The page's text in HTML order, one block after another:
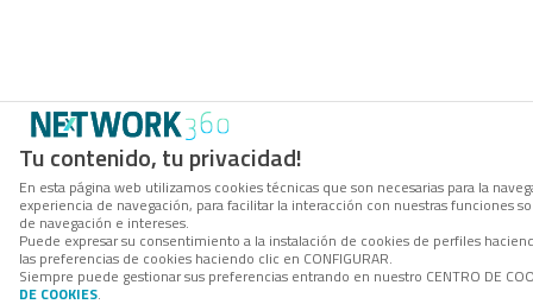
Tu contenido, tu privacidad!
En esta página web utilizamos cookies técnicas que son necesarias para la
experiencia de navegación, para facilitar la interacción con nuestras funciones
de navegación e intereses.
Puede expresar su consentimiento a la instalación de cookies de perfiles
las preferencias de cookies haciendo clic en CONFIGURAR.
Siempre puede gestionar sus preferencias entrando en nuestro CENTRO DE
DE COOKIES.